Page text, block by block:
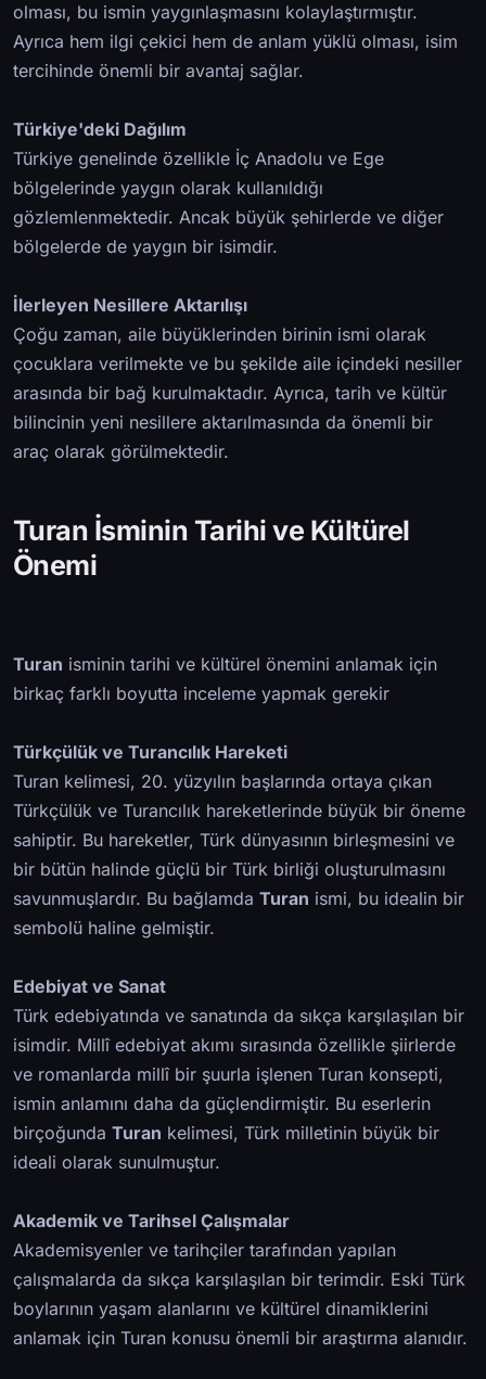
olması, bu ismin yaygınlaşmasını kolaylaştırmıştır.
Ayrıca hem ilgi çekici hem de anlam yüklü olması, isim
tercihinde önemli bir avantaj sağlar.
Türkiye'deki Dağılım
Türkiye genelinde özellikle İç Anadolu ve Ege
bölgelerinde yaygın olarak kullanıldığı
gözlemlenmektedir. Ancak büyük şehirlerde ve diğer
bölgelerde de yaygın bir isimdir.
İlerleyen Nesillere Aktarılışı
Çoğu zaman, aile büyüklerinden birinin ismi olarak
çocuklara verilmekte ve bu şekilde aile içindeki nesiller
arasında bir bağ kurulmaktadır. Ayrıca, tarih ve kültür
bilincinin yeni nesillere aktarılmasında da önemli bir
araç olarak görülmektedir.
Turan İsminin Tarihi ve Kültürel
Önemi
Turan isminin tarihi ve kültürel önemini anlamak için
birkaç farklı boyutta inceleme yapmak gerekir
Türkçülük ve Turancılık Hareketi
Turan kelimesi, 20. yüzyılın başlarında ortaya çıkan
Türkçülük ve Turancılık hareketlerinde büyük bir öneme
sahiptir. Bu hareketler, Türk dünyasının birleşmesini ve
bir bütün halinde güçlü bir Türk birliği oluşturulmasını
savunmuşlardır. Bu bağlamda Turan ismi, bu idealin bir
sembolü haline gelmiştir.
Edebiyat ve Sanat
Türk edebiyatında ve sanatında da sıkça karşılaşılan bir
isimdir. Millî edebiyat akımı sırasında özellikle şiirlerde
ve romanlarda millî bir şuurla işlenen Turan konsepti,
ismin anlamını daha da güçlendirmiştir. Bu eserlerin
birçoğunda Turan kelimesi, Türk milletinin büyük bir
ideali olarak sunulmuştur.
Akademik ve Tarihsel Çalışmalar
Akademisyenler ve tarihçiler tarafından yapılan
çalışmalarda da sıkça karşılaşılan bir terimdir. Eski Türk
boylarının yaşam alanlarını ve kültürel dinamiklerini
anlamak için Turan konusu önemli bir araştırma alanıdır.